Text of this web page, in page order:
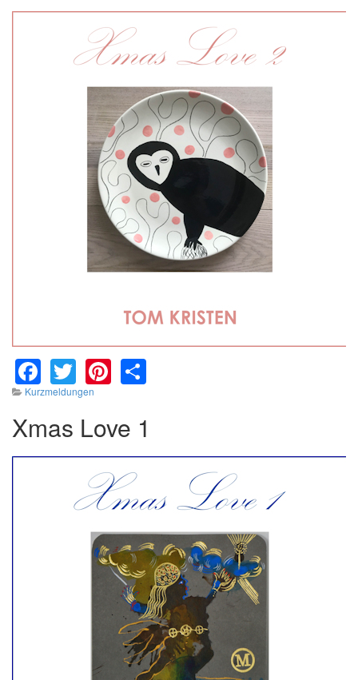
Facebook
TwitterPinterest
Kurzmeldungen
Xmas Love 1